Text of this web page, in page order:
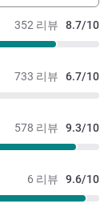
352 리뷰 8.7/10
733 리뷰 6.7/10
578 리뷰 9.3/10
6 리뷰 9.6/10